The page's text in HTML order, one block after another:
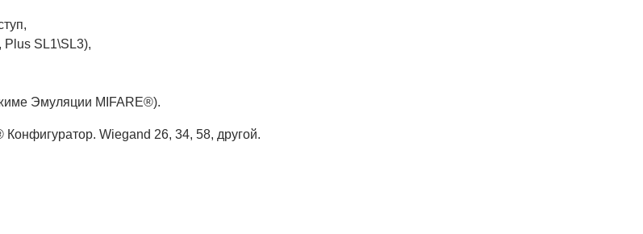
SL1\SL3),
Эмуляции MIFARE®).
Wiegand 26, 34, 58, другой.